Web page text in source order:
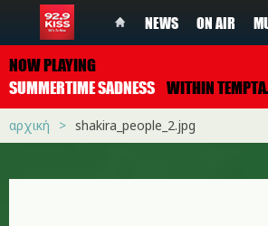
NEWS ON AIR
NOW PLAYING
SUMMERTIME SADNESS WITHIN TEMPTATION
αρχική shakira_people_2.jpg